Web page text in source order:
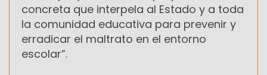
concreta que interpela al Estado y a toda
la comunidad educativa para prevenir y
erradicar el maltrato en el entorno
escolar”.